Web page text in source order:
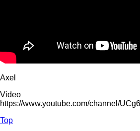
Axel
Video
https://www.youtube.com/channel/
Top